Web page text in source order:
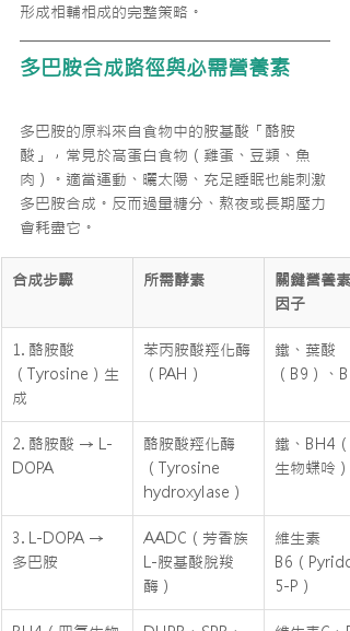
形成相輔相成的完整策略。
多巴胺合成路徑與必需營養素
多巴胺的原料來自食物中的胺基酸「酪胺
酸」，常見於高蛋白食物（雞蛋、豆類、魚
肉）。適當運動、曬太陽、充足睡眠也能刺激
多巴胺合成。反而過量糖分、熬夜或長期壓力
會耗盡它。
合成步驟 所需酵素
關鍵營養素
因子
1. 酪胺酸
（Tyrosine）生
成
苯丙胺酸羥化酶
（PAH）
鐵、葉酸
（B9）、
2. 酪胺酸 → L-
DOPA
酪胺酸羥化酶
（Tyrosine
hydroxylase）
鐵、BH4（
生物蝶呤）
3. L-DOPA →
多巴胺
AADC（芳香族
L-胺基酸脫羧
酶）
維生素
B6（
5-P）